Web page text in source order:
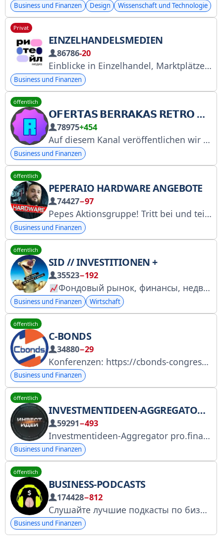
Business und Finanzen Design Wissenschaft und Technologie
Privat
EINZELHANDELSMEDIEN
86786-20
Einblicke in Einzelhandel, Marktplätze und Wirtschaft. Zusammenarbeit: @alfapolo, Assistenz: @Alivian, in Zusammenarbeit mit @Spiral_Yuri, Link: @ec_retail, RKN: clck.ru/3GYKSN
Business und Finanzen
öffentlich
𝗢𝗙𝗘𝗥𝗧𝗔𝗦 𝗕𝗘𝗥𝗥𝗔𝗞𝗔𝗦 𝗥𝗘𝗧𝗥𝗢 𝗱𝗲𝗹 𝗰𝗮𝗻𝗮𝗹 𝗧𝗨𝗕𝗘𝗥𝗩𝗜𝗘𝗝𝗨𝗡𝗘𝗥
78975+454
Auf diesem Kanal veröffentlichen wir Produktangebote und Rabattcoupons für Artikel, die auf meinem YouTube-Kanal TuberViejuner vorgestellt werden. Alle Kauflinks sind Affiliate-Links, das heißt, wir erhalten eine kleine Provision, ohne dass Ihnen dadurch zusätzliche Kosten entstehen.
Business und Finanzen
öffentlich
PEPERAIO HARDWARE ANGEBOTE
74427−97
Pepes Aktionsgruppe! Tritt bei und teile die Gruppe mit deinen Freunden. Wir teilen Links zu nationalen und internationalen Shops und bemühen uns, möglichst genaue Informationen bereitzustellen.
Business und Finanzen
öffentlich
SID // INVESTITIONEN +
35523−192
Фондовый рынок, финансы, недвижимость, инвест-юмор и аналитика от Сида
Business und Finanzen Wirtschaft
öffentlich
C-BONDS
34880−29
Konferenzen: https://cbonds-congress.ru/ Premarketing, News, Analysen unter http://cbonds.ru Inhalte: @Anna_Doronina, smm@cbonds-congress.com Projekte: https://t.me/investfundsru, https://t.me/IPO_SPO_Cbonds
Business und Finanzen
öffentlich
INVESTMENTIDEEN-AGGREGATOR | PRO.FINANSY
59291−493
Investmentideen-Aggregator pro.finansy! Unsere Website: profinansy.ru RKN: 6893239498
Business und Finanzen
öffentlich
BUSINESS-PODCASTS
174428−812
Слушайте лучшие подкасты по бизнесу от самых выдающихся людей в мире
Business und Finanzen